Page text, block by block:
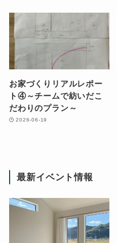
お家づくりリアルレポー
ト④～チームで紡いだこ
だわりのプラン～
2026-06-19
最新イベント情報